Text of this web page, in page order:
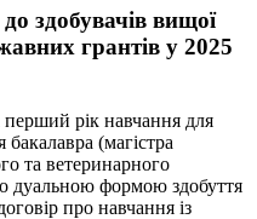
здобувачів вищої
грантів у 2025
перший рік навчання для
бакалавра (магістра
та ветеринарного
дуальною формою здобуття
про навчання із